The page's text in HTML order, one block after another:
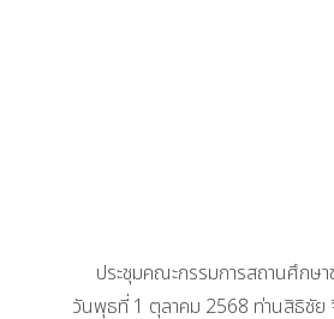
ประชุมคณะกรรมการสถานศึกษ
วันพุธที่ 1 ตุลาคม 2568 ท่านสิธิชัย